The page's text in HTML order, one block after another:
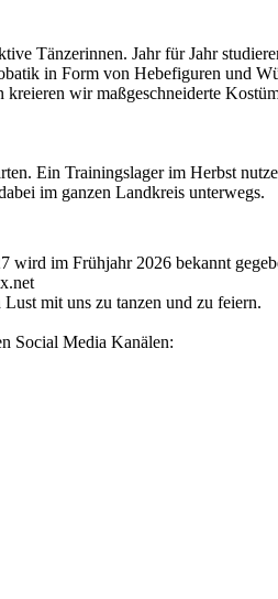
Tänzerinnen. Jahr für Jahr
in Form von Hebefiguren und
wir maßgeschneiderte
Ein Trainingslager im Herbst
im ganzen Landkreis unterwegs.
wird im Frühjahr 2026 bekannt
mit uns zu tanzen und zu feiern.
Social Media Kanälen: